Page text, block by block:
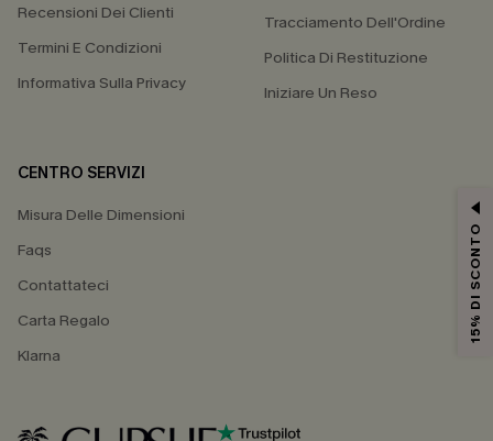
Recensioni Dei Clienti
Termini E Condizioni
Informativa Sulla Privacy
Tracciamento Dell'Ordine
Politica Di Restituzione
Iniziare Un Reso
CENTRO SERVIZI
Misura Delle Dimensioni
Faqs
Contattateci
Carta Regalo
Klarna
15% DI SCONTO